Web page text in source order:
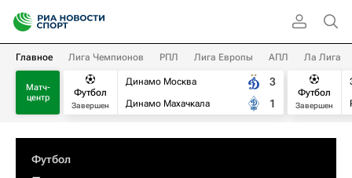
Главное Лига Чемпионов РПЛ Лига Европы АПЛ Ла Лига
Матч-
центр
Футбол
Завершен
Динамо Москва
Динамо Махачкала
3
1
Футбол
Завершен
Футбол